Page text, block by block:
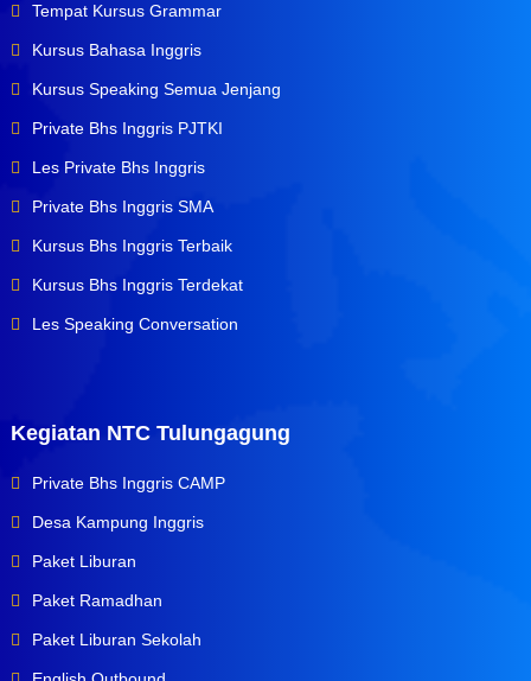
Tempat Kursus Grammar
Kursus Bahasa Inggris
Kursus Speaking Semua Jenjang
Private Bhs Inggris PJTKI
Les Private Bhs Inggris
Private Bhs Inggris SMA
Kursus Bhs Inggris Terbaik
Kursus Bhs Inggris Terdekat
Les Speaking Conversation
Kegiatan NTC Tulungagung
Private Bhs Inggris CAMP
Desa Kampung Inggris
Paket Liburan
Paket Ramadhan
Paket Liburan Sekolah